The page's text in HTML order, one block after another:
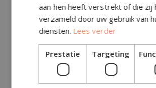
Transportkosten (excl.
btw)
BTW (21%)
aan hen heeft verstrekt of die zij
verzameld door uw gebruik van
diensten. Lees verder
Prestatie Targeting